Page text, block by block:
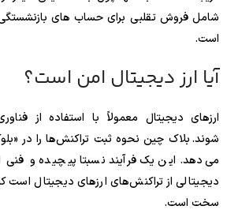
شامل فروش تقلبی برای حساب های بازنشستگی
است.
آیا ارز دیجیتال امن است؟
ارزهای دیجیتال معمولاً با استفاده از
شوند. بلاک چین نحوه ثبت تراکنش‌ها را در
می‌دهد. این یک فرآیند نسبتا پیچیده و فنی
دیجیتالی از تراکنش‌های ارزهای دیجیتال است
سخت است.